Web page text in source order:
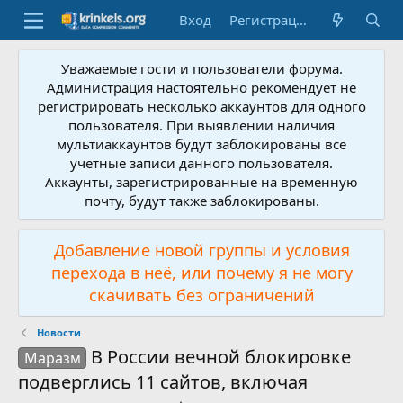
Вход Регистрация
Уважаемые гости и пользователи форума.
Администрация настоятельно рекомендует не
регистрировать несколько аккаунтов для одного
пользователя. При выявлении наличия
мультиаккаунтов будут заблокированы все
учетные записи данного пользователя.
Аккаунты, зарегистрированные на временную
почту, будут также заблокированы.
Добавление новой группы и условия
перехода в неё, или почему я не могу
скачивать без ограничений
Новости
Маразм
В России вечной блокировке
подверглись 11 сайтов, включая